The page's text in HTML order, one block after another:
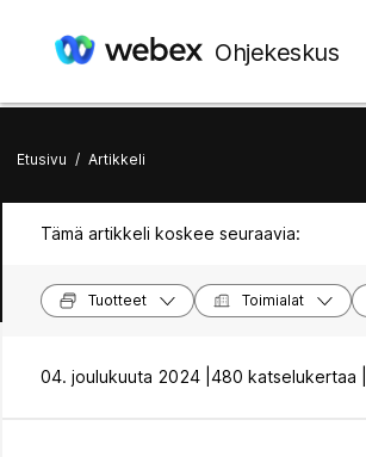
Ohjekeskus
Etusivu / Artikkeli
Tämä artikkeli koskee seuraavia:
Tuotteet Toimialat
04. joulukuuta 2024 | 480 katselukertaa |